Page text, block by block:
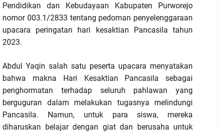
Pendidikan dan Kebudayaan Kabupaten Purworejo
nomor 003.1/2833 tentang pedoman penyelenggaraan
upacara peringatan hari kesaktian Pancasila tahun
2023.
Abdul Yaqin salah satu peserta upacara menyatakan
bahwa makna Hari Kesaktian Pancasila sebagai
penghormatan terhadap seluruh pahlawan yang
berguguran dalam melakukan tugasnya melindungi
Pancasila. Namun, untuk para siswa, mereka
diharuskan belajar dengan giat dan berusaha untuk